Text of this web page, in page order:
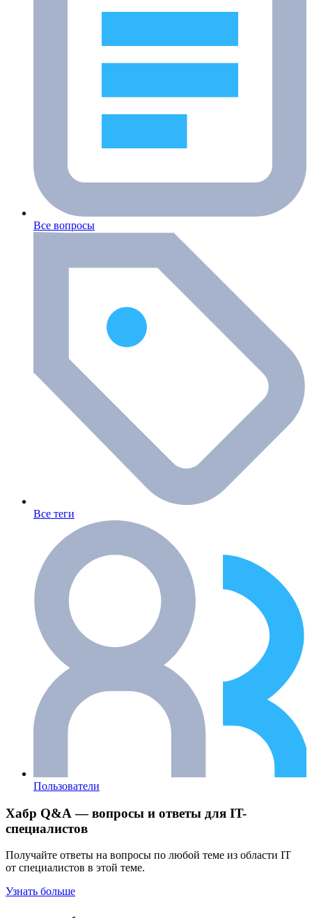
Все вопросы
Все теги
Пользователи
Хабр Q&A — вопросы и ответы для IT-
специалистов
Получайте ответы на вопросы по любой теме из области IT
от специалистов в этой теме.
Узнать больше